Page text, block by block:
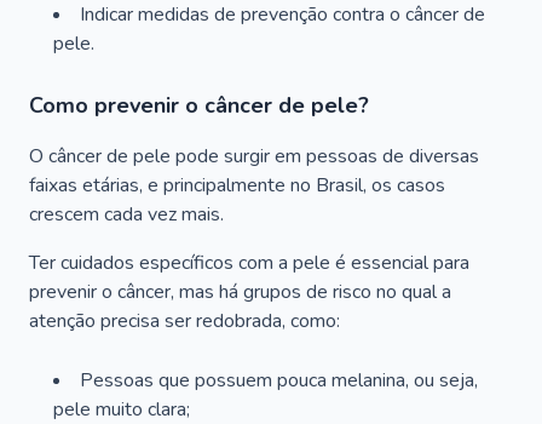
Indicar medidas de prevenção contra o câncer de
pele.
Como prevenir o câncer de pele?
O câncer de pele pode surgir em pessoas de diversas
faixas etárias, e principalmente no Brasil, os casos
crescem cada vez mais.
Ter cuidados específicos com a pele é essencial para
prevenir o câncer, mas há grupos de risco no qual a
atenção precisa ser redobrada, como:
Pessoas que possuem pouca melanina, ou seja,
pele muito clara;